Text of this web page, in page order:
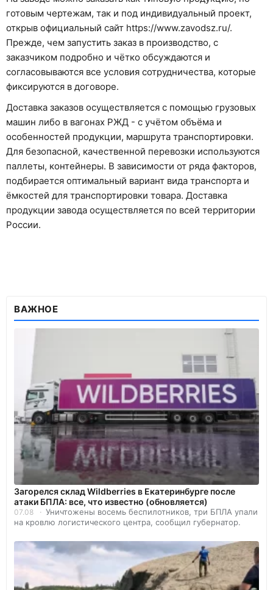
готовым чертежам, так и под индивидуальный проект,
открыв официальный сайт https://www.zavodsz.ru/.
Прежде, чем запустить заказ в производство, с
заказчиком подробно и чётко обсуждаются и
согласовываются все условия сотрудничества, которые
фиксируются в договоре.
Доставка заказов осуществляется с помощью грузовых
машин либо в вагонах РЖД - с учётом объёма и
особенностей продукции, маршрута транспортировки.
Для безопасной, качественной перевозки используются
паллеты, контейнеры. В зависимости от ряда факторов,
подбирается оптимальный вариант вида транспорта и
ёмкостей для транспортировки товара. Доставка
продукции завода осуществляется по всей территории
России.
ВАЖНОЕ
Загорелся склад Wildberries в Екатеринбурге после
атаки БПЛА: все, что известно (обновляется)
07.08
Уничтожены восемь беспилотников, три БПЛА упали
на кровлю логистического центра, сообщил губернатор.